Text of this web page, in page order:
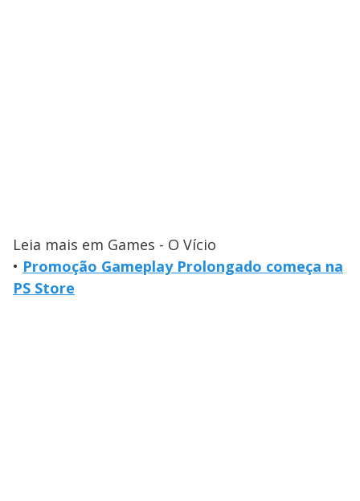
Leia mais em Games - O Vício
• Promoção Gameplay Prolongado começa na
PS Store